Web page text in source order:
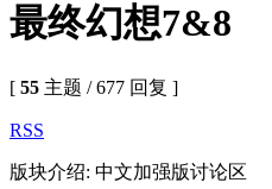
最终幻想7&8
[ 55 主题 / 677 回复 ]
RSS
版块介绍: 中文加强版讨论区